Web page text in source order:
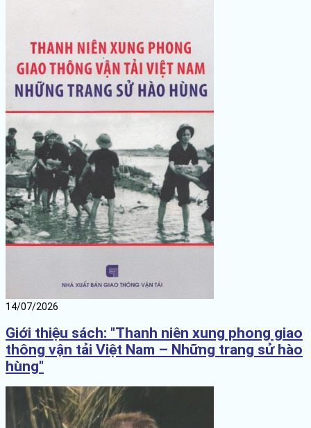
14/07/2026
Giới thiệu sách: "Thanh niên xung phong giao
thông vận tải Việt Nam – Những trang sử hào
hùng"